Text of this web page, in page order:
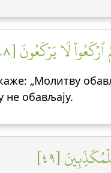
لَا يَرۡكَعُونَ [٤٨]
„Молитву
обављају.
[٤٩]